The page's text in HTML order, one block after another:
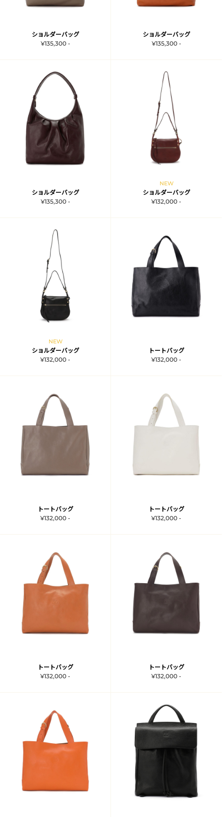
ショルダーバッグ
¥135,300 -
ショルダーバッグ
¥135,300 -
ショルダーバッグ
¥135,300 -
NEW
ショルダーバッグ
¥132,000 -
NEW
ショルダーバッグ
¥132,000 -
トートバッグ
¥132,000 -
トートバッグ
¥132,000 -
トートバッグ
¥132,000 -
トートバッグ
¥132,000 -
トートバッグ
¥132,000 -